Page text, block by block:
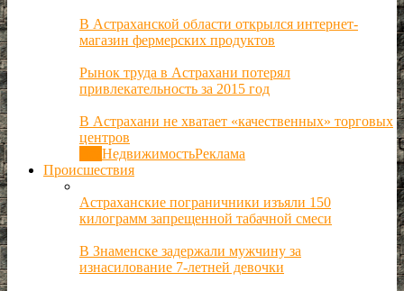
В Астраханской области открылся интернет-
магазин фермерских продуктов
Рынок труда в Астрахани потерял
привлекательность за 2015 год
В Астрахани не хватает «качественных» торговых
центров
НедвижимостьРеклама
Происшествия
Астраханские пограничники изъяли 150
килограмм запрещенной табачной смеси
В Знаменске задержали мужчину за
изнасилование 7-летней девочки